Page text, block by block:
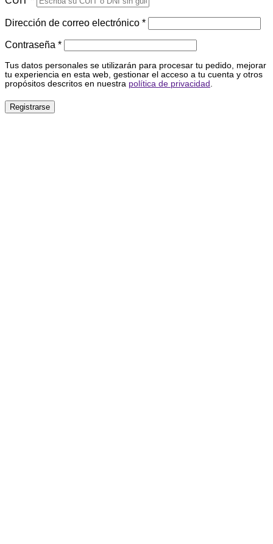
Dirección de correo electrónico *Obligatorio
Contraseña *Obligatorio
Tus datos personales se utilizarán para procesar tu pedido, mejorar
tu experiencia en esta web, gestionar el acceso a tu cuenta y otros
propósitos descritos en nuestra política de privacidad
Registrarse